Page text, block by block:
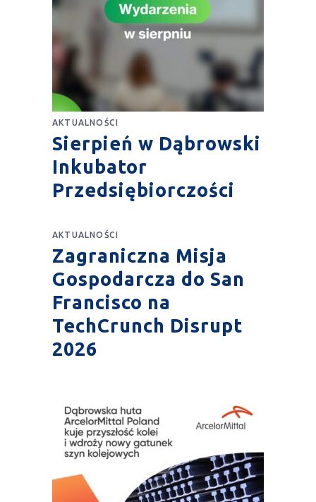
AKTUALNOŚCI
Sierpień w Dąbrowski
Inkubator
Przedsiębiorczości
AKTUALNOŚCI
Zagraniczna Misja
Gospodarcza do San
Francisco na
TechCrunch Disrupt
2026